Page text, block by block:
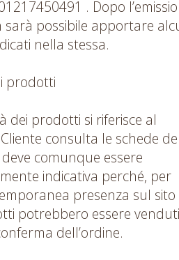
. Dopo
possibile apportare
nella stessa.
prodotti
dei prodotti si riferisce al
consulta le schede
comunque essere
indicativa perché, per
presenza sul sito
potrebbero essere
dell’ordine.